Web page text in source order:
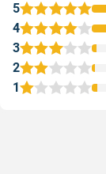
1
2
3
4
5